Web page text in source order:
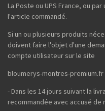
La Poste ou UPS France, ou
l'article commandé.
Si un ou plusieurs produits
doivent faire l'objet d'une
compte utilisateur sur le site
bloumerys-montres-premium.fr
- Dans les 14 jours suivant la
recommandée avec accusé de